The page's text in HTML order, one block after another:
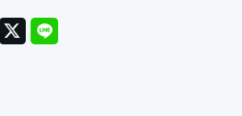
TwitterLine